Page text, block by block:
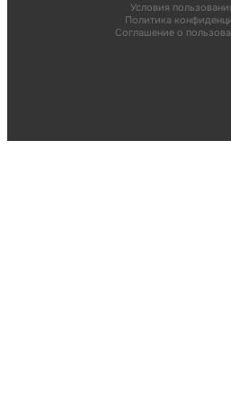
Условия
Политика
Соглашение о